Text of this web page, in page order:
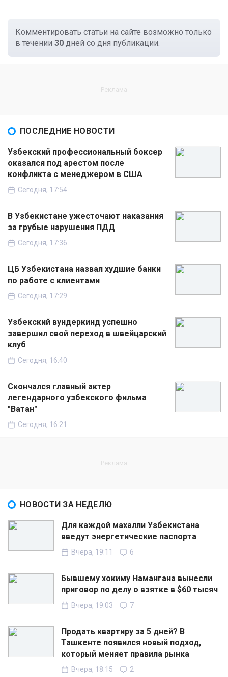
Комментировать статьи на сайте возможно только
в течении 30 дней со дня публикации.
ПОСЛЕДНИЕ НОВОСТИ
Узбекский профессиональный боксер
оказался под арестом после
конфликта с менеджером в США
Сегодня, 17:54
В Узбекистане ужесточают наказания
за грубые нарушения ПДД
Сегодня, 17:36
ЦБ Узбекистана назвал худшие банки
по работе с клиентами
Сегодня, 17:29
Узбекский вундеркинд успешно
завершил свой переход в швейцарский
клуб
Сегодня, 16:40
Скончался главный актер
легендарного узбекского фильма
"Ватан"
Сегодня, 16:21
НОВОСТИ ЗА НЕДЕЛЮ
Для каждой махалли Узбекистана
введут энергетические паспорта
Вчера, 19:11 6
Бывшему хокиму Намангана вынесли
приговор по делу о взятке в $60 тысяч
Вчера, 19:03 7
Продать квартиру за 5 дней? В
Ташкенте появился новый подход,
который меняет правила рынка
Вчера, 18:15 2